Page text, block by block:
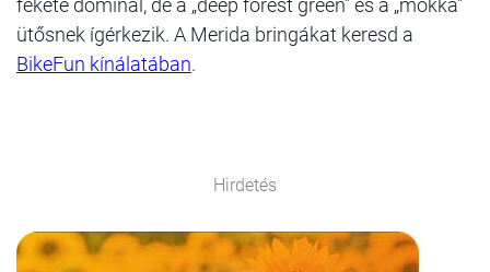
fekete dominál, de a „deep forest green” és a „mokka”
ütősnek ígérkezik. A Merida bringákat keresd a
BikeFun kínálatában.
Hirdetés